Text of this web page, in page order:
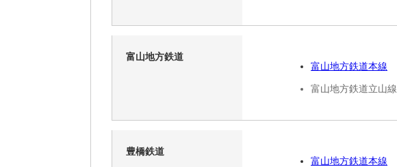
富山地方鉄道
富山地方鉄道本線
富山地方鉄道立山線
豊橋鉄道
富山地方鉄道本線